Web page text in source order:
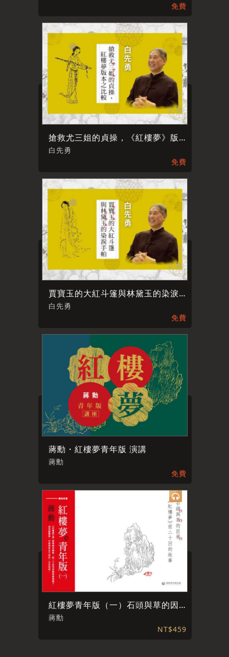
免費
搶救尤三姐的貞操，《紅樓夢》版本之比較
白先勇
免費
賈寶玉的大紅斗篷與林黛玉的染淚手帕
白先勇
免費
蔣勳・紅樓夢青年版 演講
蔣勳
免費
紅樓夢青年版（一）石頭與草的因果
蔣勳
NT$459